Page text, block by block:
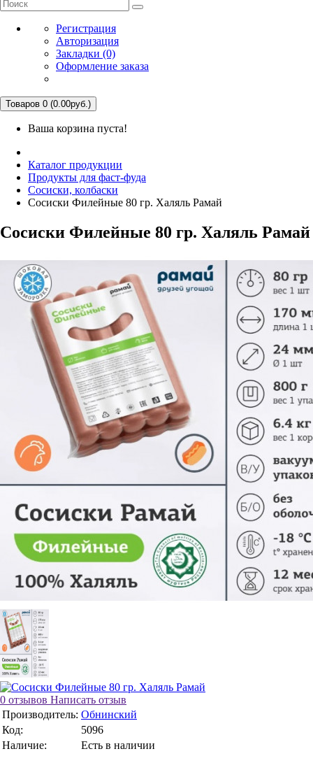
Регистрация
Авторизация
Закладки (0)
Оформление заказа
Товаров 0 (0.00руб.)
Ваша корзина пуста!
Каталог продукции
Продукты для фаст-фуда
Сосиски, колбаски
Сосиски Филейные 80 гр. Халяль Рамай
Сосиски Филейные 80 гр. Халяль Рамай
0 отзывов Написать отзыв
Производитель: Обнинский
Код:
5096
Наличие:
Есть в наличии